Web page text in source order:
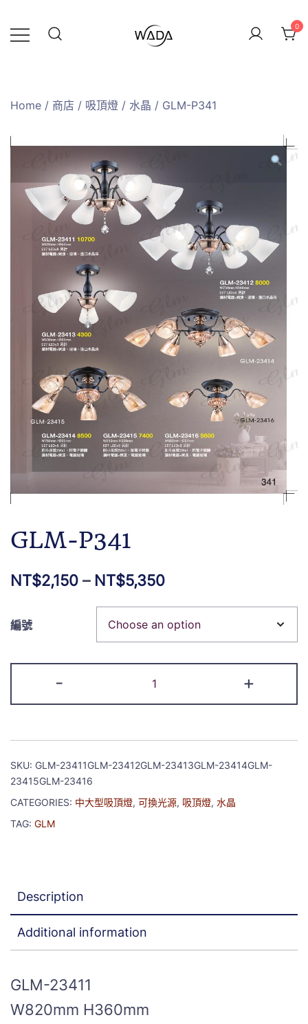
0
Home / 商店 / 吸頂燈 / 水晶 / GLM-P341
GLM-P341
NT$2,150 – NT$5,350
編號
- +
SKU: GLM-23411GLM-23412GLM-23413GLM-23414GLM-
23415GLM-23416
CATEGORIES: 中大型吸頂燈, 可換光源, 吸頂燈, 水晶
TAG: GLM
Description
Additional information
GLM-23411
W820mm H360mm